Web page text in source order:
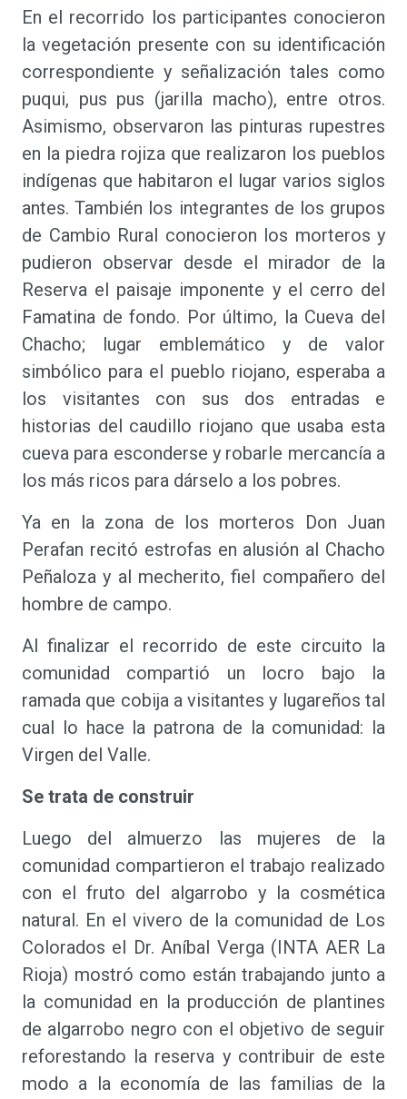
En el recorrido los participantes conocieron
la vegetación presente con su identificación
correspondiente y señalización tales como
puqui, pus pus (jarilla macho), entre otros.
Asimismo, observaron las pinturas rupestres
en la piedra rojiza que realizaron los pueblos
indígenas que habitaron el lugar varios siglos
antes. También los integrantes de los grupos
de Cambio Rural conocieron los morteros y
pudieron observar desde el mirador de la
Reserva el paisaje imponente y el cerro del
Famatina de fondo. Por último, la Cueva del
Chacho; lugar emblemático y de valor
simbólico para el pueblo riojano, esperaba a
los visitantes con sus dos entradas e
historias del caudillo riojano que usaba esta
cueva para esconderse y robarle mercancía a
los más ricos para dárselo a los pobres.
Ya en la zona de los morteros Don Juan
Perafan recitó estrofas en alusión al Chacho
Peñaloza y al mecherito, fiel compañero del
hombre de campo.
Al finalizar el recorrido de este circuito la
comunidad compartió un locro bajo la
ramada que cobija a visitantes y lugareños tal
cual lo hace la patrona de la comunidad: la
Virgen del Valle.
Se trata de construir
Luego del almuerzo las mujeres de la
comunidad compartieron el trabajo realizado
con el fruto del algarrobo y la cosmética
natural. En el vivero de la comunidad de Los
Colorados el Dr. Aníbal Verga (INTA AER La
Rioja) mostró como están trabajando junto a
la comunidad en la producción de plantines
de algarrobo negro con el objetivo de seguir
reforestando la reserva y contribuir de este
modo a la economía de las familias de la